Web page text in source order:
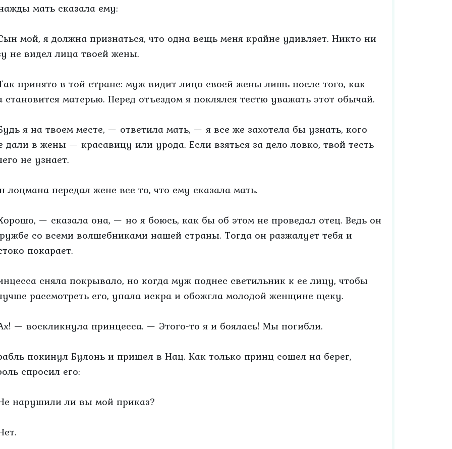
мать сказала ему:
мой, я должна признаться, что одна вещь меня крайне удивляет. Никто ни
не видел лица твоей жены.
принято в той стране: муж видит лицо своей жены лишь после того, как
становится матерью. Перед отъездом я поклялся тестю уважать этот обычай.
я на твоем месте, — ответила мать, — я все же захотела бы узнать, кого
дали в жены — красавицу или урода. Если взяться за дело ловко, твой тесть
не узнает.
лоцмана передал жене все то, что ему сказала мать.
— сказала она, — но я боюсь, как бы об этом не проведал отец. Ведь он
со всеми волшебниками нашей страны. Тогда он разжалует тебя и
покарает.
сняла покрывало, но когда муж поднес светильник к ее лицу, чтобы
рассмотреть его, упала искра и обожгла молодой женщине щеку.
— воскликнула принцесса. — Этого-то я и боялась! Мы погибли.
покинул Булонь и пришел в Нац. Как только принц сошел на берег,
спросил его:
нарушили ли вы мой приказ?